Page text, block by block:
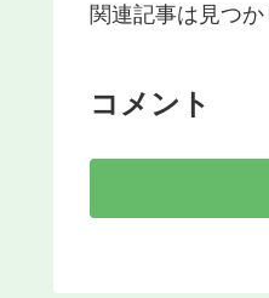
関連記事は見つか
コメント